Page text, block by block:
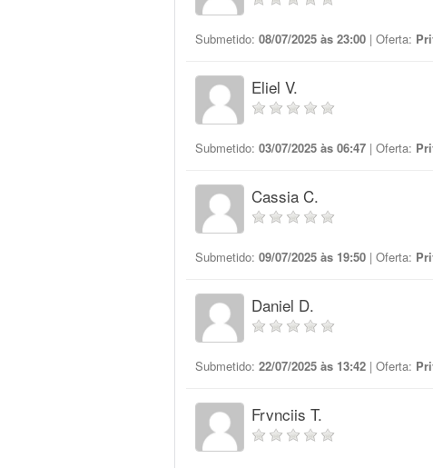
Submetido: 08/07/2025 às 23:00 | Oferta:
Eliel V.
Submetido: 03/07/2025 às 06:47 | Oferta:
Cassia C.
Submetido: 09/07/2025 às 19:50 | Oferta:
Daniel D.
Submetido: 22/07/2025 às 13:42 | Oferta:
Frvnciis T.